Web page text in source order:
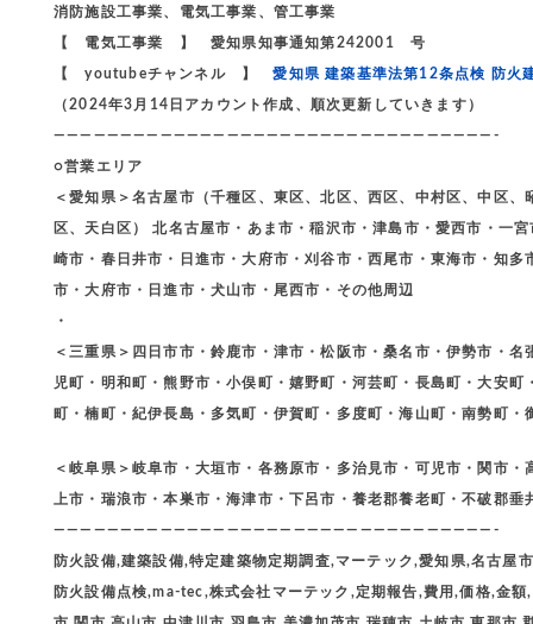
消防施設工事業、電気工事業、管工事業
【 電気工事業 】 愛知県知事通知第242001 号
【 youtubeチャンネル 】愛知県 建築基準法第12条点検 防火
（2024年3月14日アカウント作成、順次更新していきます）
—————————————————————————————————-
○営業エリア
＜愛知県＞名古屋市（千種区、東区、北区、西区、中村区、中区
区、天白区） 北名古屋市・あま市・稲沢市・津島市・愛西市・一
崎市・春日井市・日進市・大府市・刈谷市・西尾市・東海市・知
市・大府市・日進市・犬山市・尾西市・その他周辺
・
＜三重県＞四日市市・鈴鹿市・津市・松阪市・桑名市・伊勢市・
児町・明和町・熊野市・小俣町・嬉野町・河芸町・長島町・大安
町・楠町・紀伊長島・多気町・伊賀町・多度町・海山町・南勢町
＜岐阜県＞岐阜市・大垣市・各務原市・多治見市・可児市・関市
上市・瑞浪市・本巣市・海津市・下呂市・養老郡養老町・不破郡垂
—————————————————————————————————-
防火設備,建築設備,特定建築物定期調査,マーテック,愛知県,名古
防火設備点検,ma-tec,株式会社マーテック,定期報告,費用,価格,金